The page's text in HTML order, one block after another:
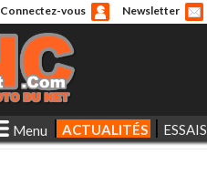
Connectez-vous Newsletter
Menu ACTUALITÉS ESSAIS